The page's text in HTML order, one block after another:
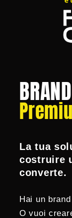
La tua
costruire
converte.
Hai un
O vuoi